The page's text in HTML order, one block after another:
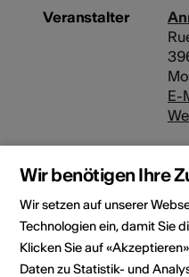
Veranstalter
E-
Wir benötigen Ihre
Wir setzen auf unserer
Technologien ein, damit Sie
Klicken Sie auf
Daten zu Statistik- und